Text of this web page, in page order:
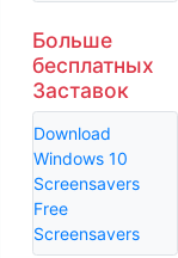
Больше
бесплатных
Заставок
Download
Windows 10
Screensavers
Free
Screensavers